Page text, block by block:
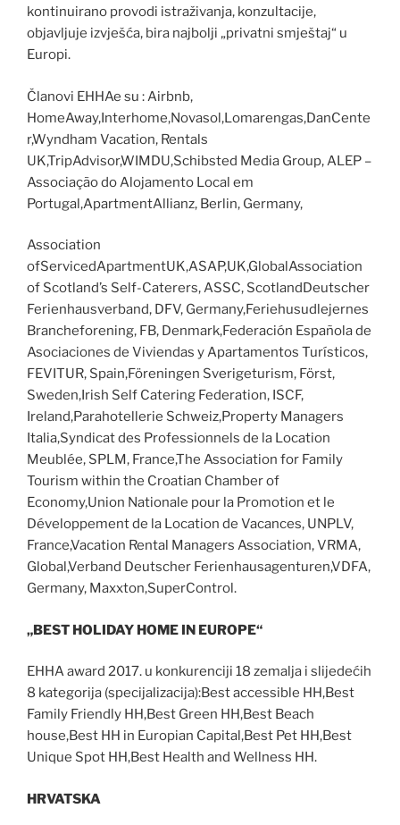
kontinuirano provodi istraživanja, konzultacije,
objavljuje izvješća, bira najbolji „privatni smještaj“ u
Europi.
Članovi EHHAe su : Airbnb,
HomeAway,Interhome,Novasol,Lomarengas,DanCente
r,Wyndham Vacation, Rentals
UK,TripAdvisor,WIMDU,Schibsted Media Group, ALEP –
Associação do Alojamento Local em
Portugal,ApartmentAllianz, Berlin, Germany,
Association
ofServicedApartmentUK,ASAP,UK,GlobalAssociation
of Scotland’s Self-Caterers, ASSC, ScotlandDeutscher
Ferienhausverband, DFV, Germany,Feriehusudlejernes
Brancheforening, FB, Denmark,Federación Española de
Asociaciones de Viviendas y Apartamentos Turísticos,
FEVITUR, Spain,Föreningen Sverigeturism, Först,
Sweden,Irish Self Catering Federation, ISCF,
Ireland,Parahotellerie Schweiz,Property Managers
Italia,Syndicat des Professionnels de la Location
Meublée, SPLM, France,The Association for Family
Tourism within the Croatian Chamber of
Economy,Union Nationale pour la Promotion et le
Développement de la Location de Vacances, UNPLV,
France,Vacation Rental Managers Association, VRMA,
Global,Verband Deutscher Ferienhausagenturen,VDFA,
Germany, Maxxton,SuperControl.
„BEST HOLIDAY HOME IN EUROPE“
EHHA award 2017. u konkurenciji 18 zemalja i slijedećih
8 kategorija (specijalizacija):Best accessible HH,Best
Family Friendly HH,Best Green HH,Best Beach
house,Best HH in Europian Capital,Best Pet HH,Best
Unique Spot HH,Best Health and Wellness HH.
HRVATSKA